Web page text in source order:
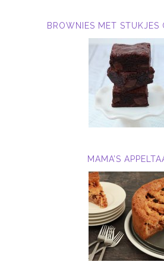
BROWNIES MET STUKJES
MAMA’S